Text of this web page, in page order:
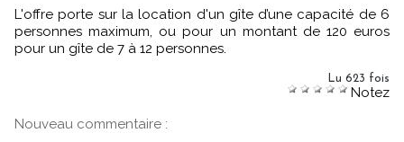
L'offre porte sur la location d'un gîte d’une capacité de 6
personnes maximum, ou pour un montant de 120 euros
pour un gîte de 7 à 12 personnes.
Lu 623 fois
Notez
Nouveau commentaire :